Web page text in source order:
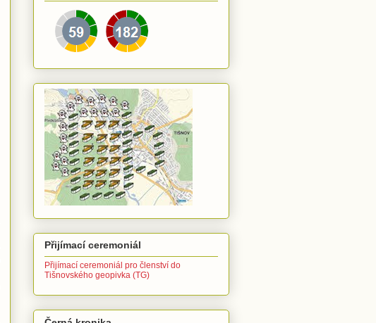
Přijímací ceremoniál
Přijímací ceremoniál pro členství do
Tišnovského geopivka (TG)